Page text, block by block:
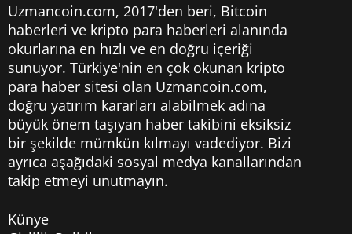
Uzmancoin.com, 2017'den beri, Bitcoin
haberleri ve kripto para haberleri alanında
okurlarına en hızlı ve en doğru içeriği
sunuyor. Türkiye'nin en çok okunan kripto
para haber sitesi olan Uzmancoin.com,
doğru yatırım kararları alabilmek adına
büyük önem taşıyan haber takibini eksiksiz
bir şekilde mümkün kılmayı vadediyor. Bizi
ayrıca aşağıdaki sosyal medya kanallarından
takip etmeyi unutmayın.
Künye